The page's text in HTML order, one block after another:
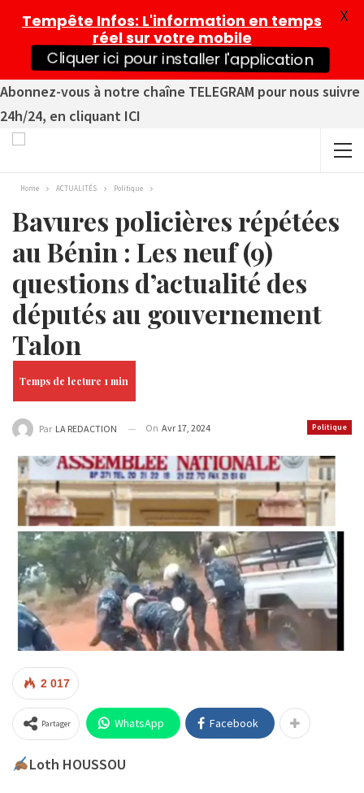
Abonnez-vous à notre chaîne TELEGRAM pour nous suivre
24h/24, en cliquant ICI
Home ACTUALITÉS Politique
Bavures policières répétées
au Bénin : Les neuf (9)
questions d’actualité des
députés au gouvernement
Talon
Politique
Par LA REDACTION On Avr 17, 2024
2 017
Partager WhatsApp Facebook
Loth HOUSSOU
Tempête Infos: L'information en temps
réel sur votre mobile
Cliquer ici pour installer l'application
X